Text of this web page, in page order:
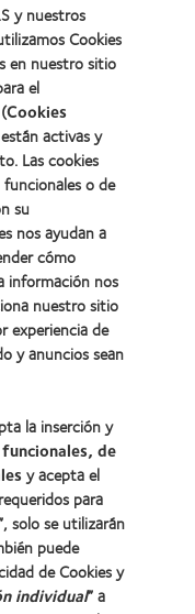
y nuestros
Cookies
en nuestro sitio
el
Cookies
activas y
Las cookies
o de
su
nos ayudan a
cómo
información nos
nuestro sitio
experiencia de
y anuncios sean
la inserción y
de
y acepta el
para
solo se utilizarán
puede
de Cookies y
individual” a